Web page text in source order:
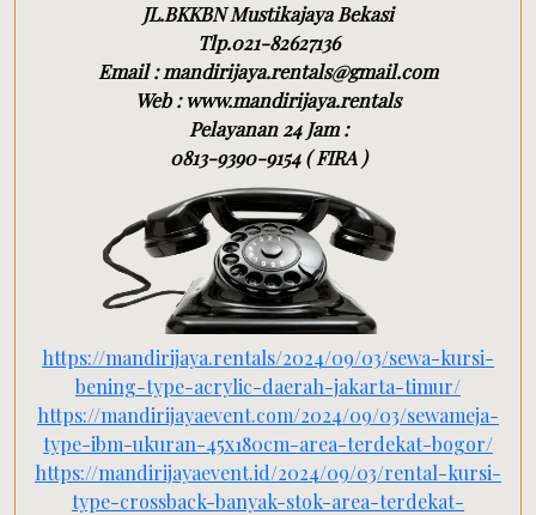
JL.BKKBN Mustikajaya Bekasi
Tlp.021-82627136
Email : mandirijaya.rentals@gmail.com
Web : www.mandirijaya.rentals
Pelayanan 24 Jam :
0813-9390-9154 ( FIRA )
https://mandirijaya.rentals/2024/09/03/sewa-kursi-
bening-type-acrylic-daerah-jakarta-timur/
https://mandirijayaevent.com/2024/09/03/sewameja-
type-ibm-ukuran-45x180cm-area-terdekat-bogor/
https://mandirijayaevent.id/2024/09/03/rental-kursi-
type-crossback-banyak-stok-area-terdekat-